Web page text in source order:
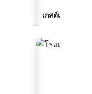
เกสต์เฮาส์